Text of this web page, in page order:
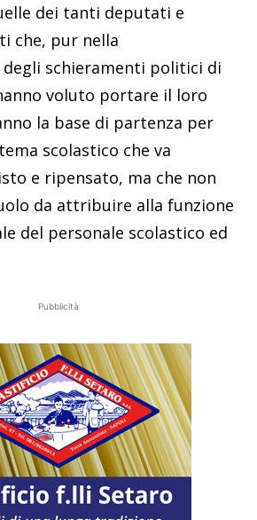
dei tanti deputati e
che, pur nella
degli schieramenti politici di
voluto portare il loro
la base di partenza per
scolastico che va
e ripensato, ma che non
da attribuire alla funzione
del personale scolastico ed
Pubblicità